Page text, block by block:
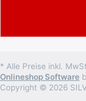
* Alle Preise inkl.
Onlineshop Software
Copyright © 2026